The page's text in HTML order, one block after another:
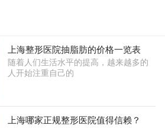
上海整形医院抽脂肪的价格一览表
随着人们生活水平的提高，越来越多的
人开始注重自己的
上海哪家正规整形医院值得信赖？